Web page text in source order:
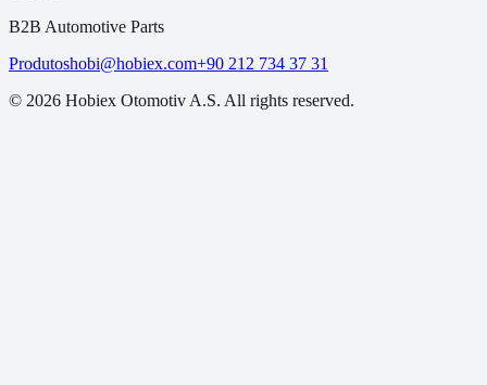
B2B Automotive Parts
Produtoshobi@hobiex.com+90 212 734 37 31
© 2026 Hobiex Otomotiv A.S. All rights reserved.